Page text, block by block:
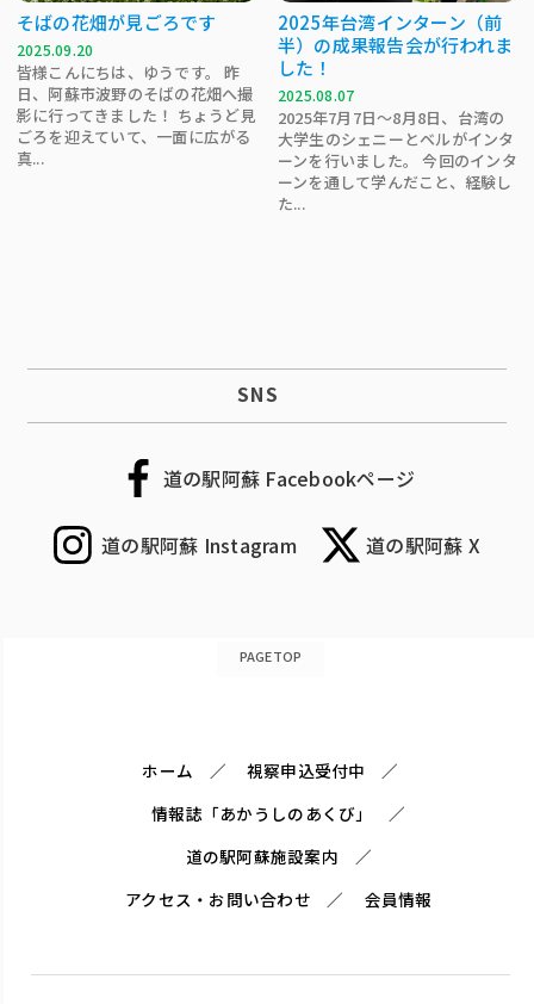
そばの花畑が見ごろです
2025.09.20
皆様こんにちは、ゆうです。 昨
日、阿蘇市波野のそばの花畑へ撮
影に行ってきました！ ちょうど見
ごろを迎えていて、一面に広がる
真...
2025年台湾インターン（前
半）の成果報告会が行われま
した！
2025.08.07
2025年7月7日～8月8日、台湾の
大学生のシェニーとベルがインタ
ーンを行いました。 今回のインタ
ーンを通して学んだこと、経験し
た...
SNS
道の駅阿蘇 Facebookページ
道の駅阿蘇 Instagram 道の駅阿蘇 X
PAGETOP
ホーム
視察申込受付中
情報誌「あかうしのあくび」
道の駅阿蘇施設案内
アクセス・お問い合わせ
会員情報